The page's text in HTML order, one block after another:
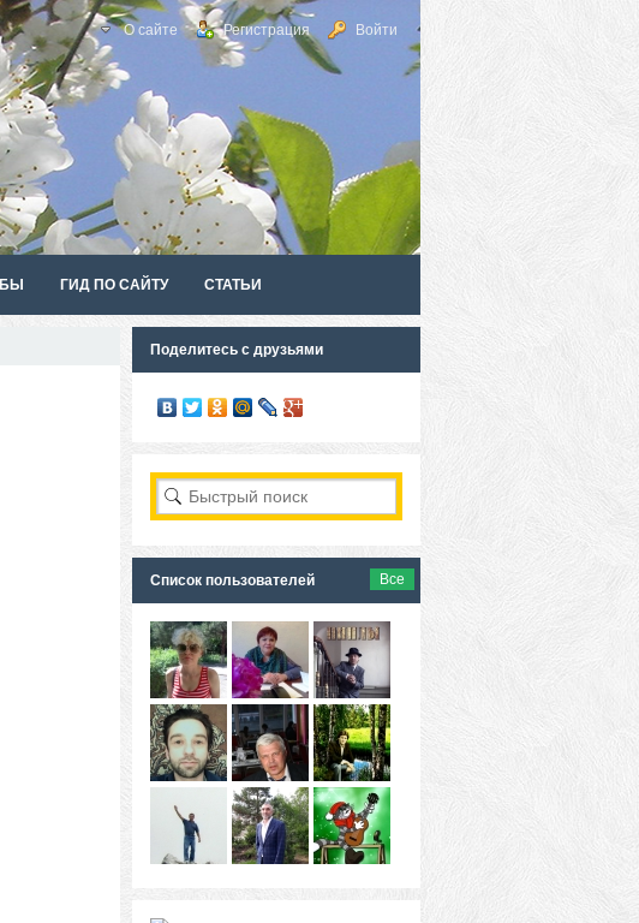
О сайте Регистрация Войти
ГИД ПО САЙТУ СТАТЬИ
Поделитесь с друзьями
Список пользователей Все